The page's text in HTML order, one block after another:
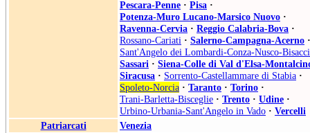
Pescara-Penne · Pisa ·
Potenza-Muro Lucano-Marsico Nuovo ·
Ravenna-Cervia · Reggio Calabria-Bova ·
Rossano-Cariati · Salerno-Campagna-Acerno ·
Sant'Angelo dei Lombardi-Conza-Nusco-
Sassari · Siena-Colle di Val d'Elsa-
Siracusa · Sorrento-Castellammare di Stabia ·
Spoleto-Norcia · Taranto · Torino ·
Trani-Barletta-Bisceglie · Trento · Udine ·
Urbino-Urbania-Sant'Angelo in Vado · Vercelli
Patriarcati
Venezia